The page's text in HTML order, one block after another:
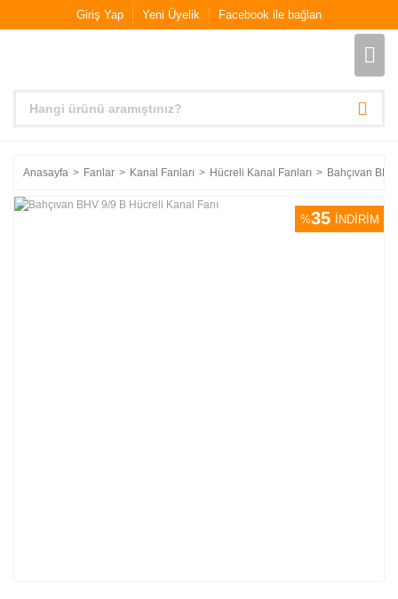
Giriş Yap Yeni Üyelik Facebook ile bağlan
Anasayfa Fanlar Kanal Fanları Hücreli Kanal Fanları Bahçıvan
%35 İNDİRİM